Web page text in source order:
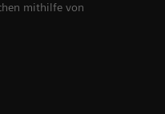
mithilfe von